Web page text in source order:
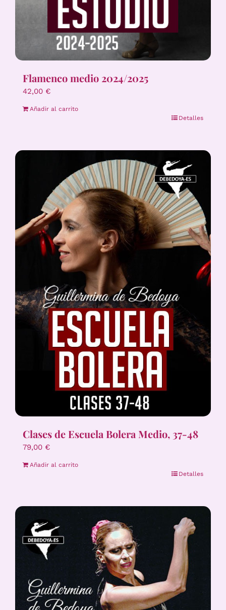
Flamenco medio 2024/2025
42,00 €
Añadir al carrito
Detalles
Clases de Escuela Bolera Medio, 37-48
79,00 €
Añadir al carrito
Detalles